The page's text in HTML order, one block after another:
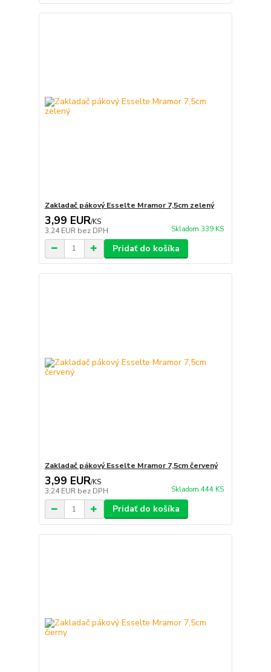
Zakladač pákový Esselte Mramor 7,5cm zelený
3,99 EUR/KS
3,24 EUR bez DPH Skladom 339 KS
Pridať do košíka
Zakladač pákový Esselte Mramor 7,5cm červený
3,99 EUR/KS
3,24 EUR bez DPH Skladom 444 KS
Pridať do košíka